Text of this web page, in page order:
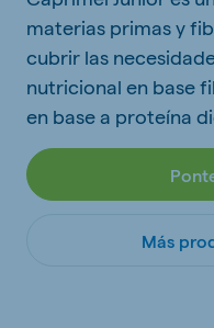
materias primas y
cubrir las
nutricional en base
en base a proteína
Más